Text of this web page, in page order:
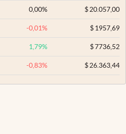
0,00% $20.057,00
-0,01% $1957,69
1,79% $7736,52
-0,83% $26.363,44